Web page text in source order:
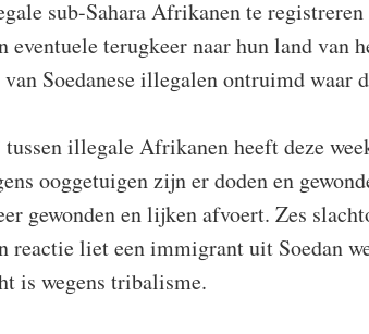
sub-Sahara Afrikanen te
eventuele terugkeer naar hun land
Soedanese illegalen ontruimd waar
illegale Afrikanen heeft deze
ooggetuigen zijn er doden en
gewonden en lijken afvoert. Zes
reactie liet een immigrant uit Soedan
is wegens tribalisme.